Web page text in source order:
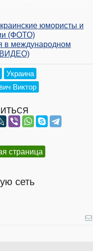
юмористы и
(ФОТО)
в международном
Украина
Виктор
страница
сеть